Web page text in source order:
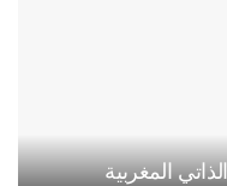
المغربية